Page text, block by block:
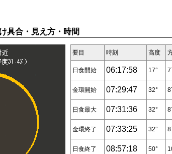
具合・見え方・時間
要目 時刻 高度
日食開始 06:17:58 17°
金環開始 07:29:47 32°
日食最大 07:31:36 32°
金環終了 07:33:25 32°
日食終了 08:57:18 50°